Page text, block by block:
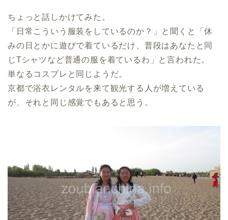
ちょっと話しかけてみた。
「日常こういう服装をしているのか？」と聞くと「休
みの日とかに遊びで着ているだけ、普段はあなたと同
じTシャツなど普通の服を着ているわ」と言われた。
単なるコスプレと同じようだ。
京都で浴衣レンタルを来て観光する人が増えている
が、それと同じ感覚でもあると思う。